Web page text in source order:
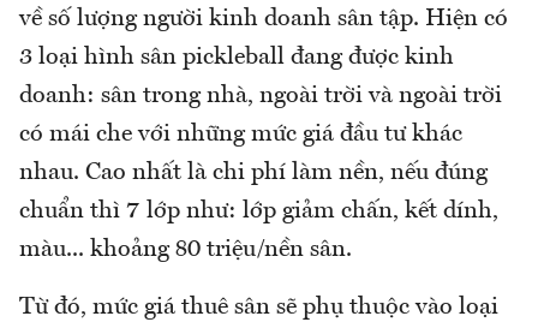
về số lượng người kinh doanh sân tập. Hiện có
3 loại hình sân pickleball đang được kinh
doanh: sân trong nhà, ngoài trời và ngoài trời
có mái che với những mức giá đầu tư khác
nhau. Cao nhất là chi phí làm nền, nếu đúng
chuẩn thì 7 lớp như: lớp giảm chấn, kết dính,
màu... khoảng 80 triệu/nền sân.
Từ đó, mức giá thuê sân sẽ phụ thuộc vào loại